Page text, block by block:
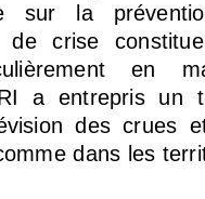
sur la
de crise
en
a entrepris un
des crues
dans les